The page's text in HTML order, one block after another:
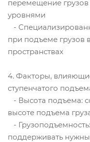
перемещение
уровнями
-
при подъеме грузов
пространствах
4. Факторы,
ступенчатого
- Высота подъема:
высоте подъема
-
поддерживать